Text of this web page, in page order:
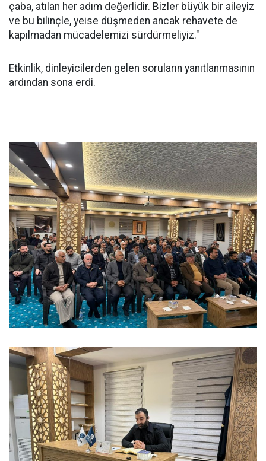
çaba, atılan her adım değerlidir. Bizler büyük bir aileyiz
ve bu bilinçle, yeise düşmeden ancak rehavete de
kapılmadan mücadelemizi sürdürmeliyiz."
Etkinlik, dinleyicilerden gelen soruların yanıtlanmasının
ardından sona erdi.